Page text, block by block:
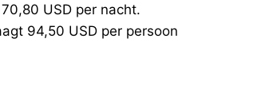
USD per nacht.
94,50 USD per persoon